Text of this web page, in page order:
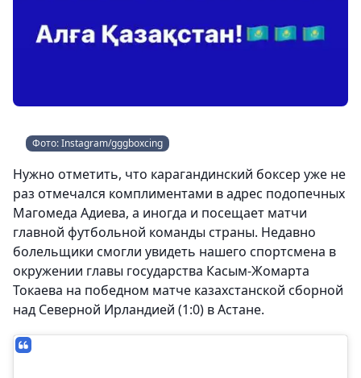
Фото: Instagram/gggboxcing
Нужно отметить, что карагандинский боксер уже не
раз отмечался комплиментами в адрес подопечных
Магомеда Адиева, а иногда и посещает матчи
главной футбольной команды страны. Недавно
болельщики смогли увидеть нашего спортсмена в
окружении главы государства Касым-Жомарта
Токаева на победном матче казахстанской сборной
над Северной Ирландией (1:0) в Астане.